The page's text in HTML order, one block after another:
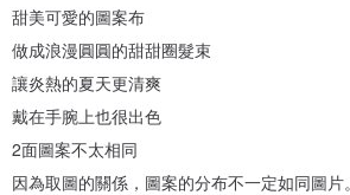
甜美可愛的圖案布
做成浪漫圓圓的甜甜圈髮束
讓炎熱的夏天更清爽
戴在手腕上也很出色
2面圖案不太相同
因為取圖的關係，圖案的分布不一定如同圖片。